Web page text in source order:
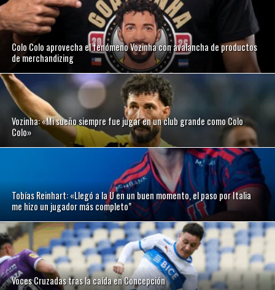
Colo Colo aprovecha el fenómeno Vozinha con avalancha de productos
de merchandizing
Vozinha: «Mi sueño siempre fue jugar en un club grande como Colo
Colo»
Tobías Reinhart: «Llegó a la U en un buen momento, el paso por Italia
me hizo un jugador más completo”
Voces Cruzadas tras la caída en Concepción